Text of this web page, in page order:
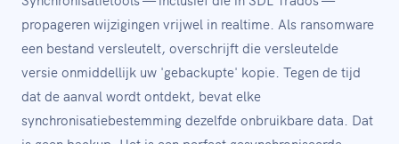
propageren wijzigingen vrijwel in realtime. Als ransomware
een bestand versleutelt, overschrijft die versleutelde
versie onmiddellijk uw 'gebackupte' kopie. Tegen de tijd
dat de aanval wordt ontdekt, bevat elke
synchronisatiebestemming dezelfde onbruikbare data. Dat